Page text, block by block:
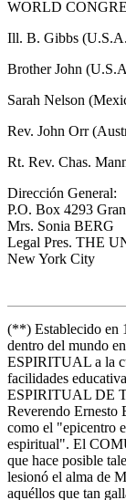
WORLD
Ill. B. Gibbs
Brother John
Sarah Nelson
Rev. John Orr
Rt. Rev. Chas.
Dirección General:
P.O. Box 4293
Mrs. Sonia BERG
Legal Pres. THE
New York City
(**) Establecido en
dentro del mundo
ESPIRITUAL a la
facilidades
ESPIRITUAL DE
Reverendo Ernesto
como el "epicentro
espiritual". El
que hace posible
lesionó el alma de
aquéllos que tan